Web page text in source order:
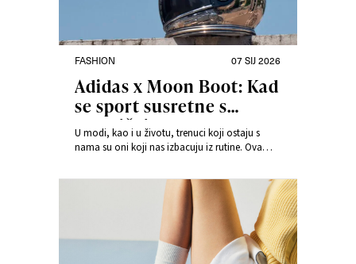
FASHION 07 SIJ 2026
Adidas x Moon Boot: Kad
se sport susretne s
kozmičkim glamurozom
U modi, kao i u životu, trenuci koji ostaju s
nama su oni koji nas izbacuju iz rutine. Ova
estetika. Adidas i Moon Boot zajedno su stvorili
nešto zaista izvanredno.